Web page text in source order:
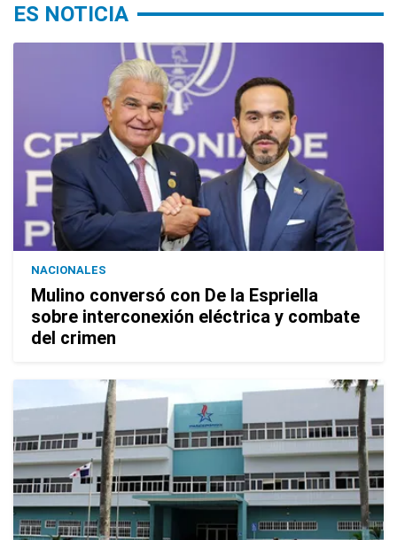
ES NOTICIA
NACIONALES
Mulino conversó con De la Espriella
sobre interconexión eléctrica y combate
del crimen